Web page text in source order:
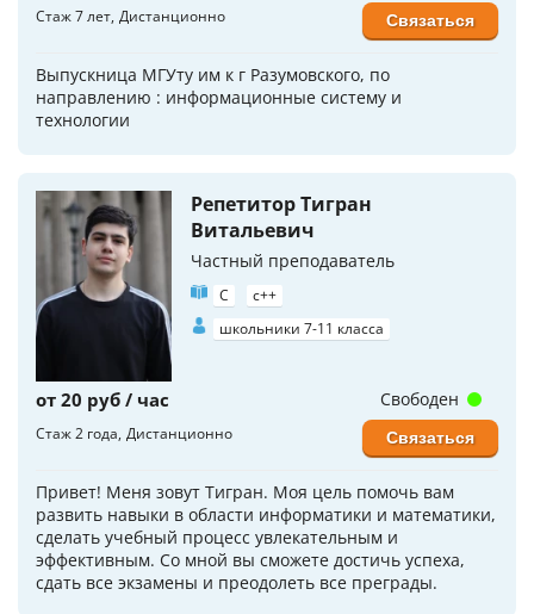
Стаж 7 лет Дистанционно
Выпускница МГУту им к г Разумовского, по
направлению : информационные систему и
технологии
Связаться
Репетитор Тигран
Витальевич
Частный преподаватель
C
c++
школьники 7-11 класса
от 20 руб / час
Стаж 2 года Дистанционно
Привет! Меня зовут Тигран. Моя цель помочь вам
развить навыки в области информатики и математики,
сделать учебный процесс увлекательным и
эффективным. Со мной вы сможете достичь успеха,
сдать все экзамены и преодолеть все преграды.
Свободен
Связаться